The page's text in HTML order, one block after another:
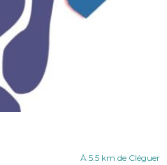
À 5.5 km de Cléguer